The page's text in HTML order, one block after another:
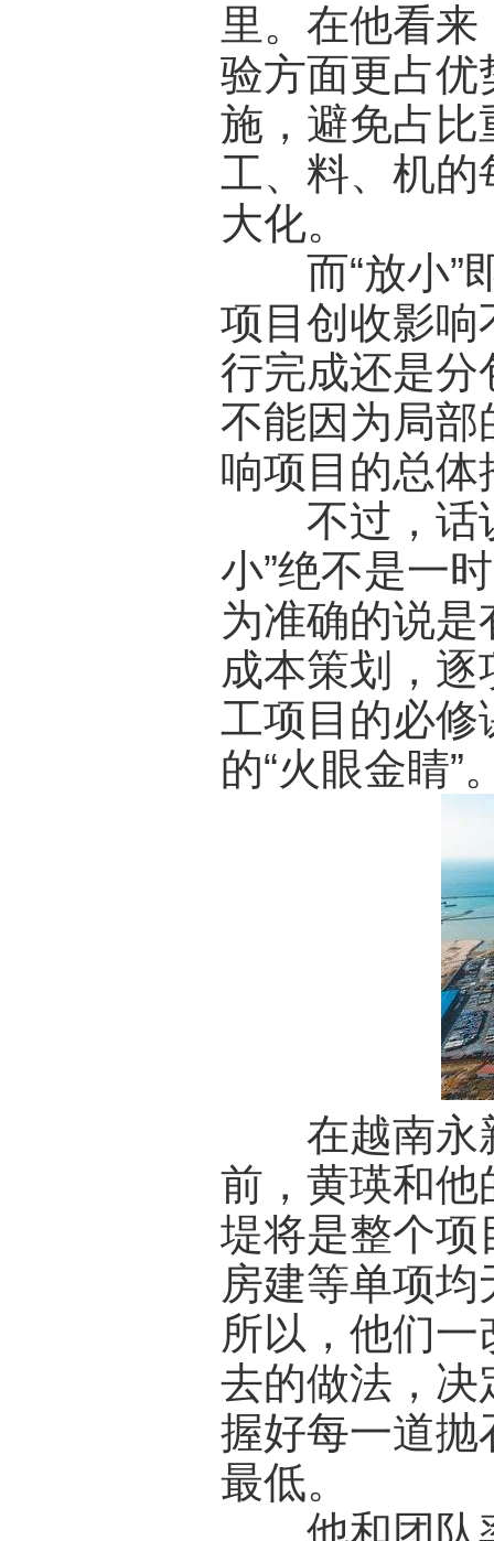
里。在他看
验方面更占优
施，避免占比
工、料、机的
大化。
而“放小”即
项目创收影响
行完成还是分
不能因为局部
响项目的总
不过，话说
小”绝不是一
为准确的说
成本策划，
工项目的必修
的“火眼金睛”
在越南永新
前，黄瑛和他
堤将是整个项
房建等单项
所以，他们
去的做法，决
握好每一道抛
最低。